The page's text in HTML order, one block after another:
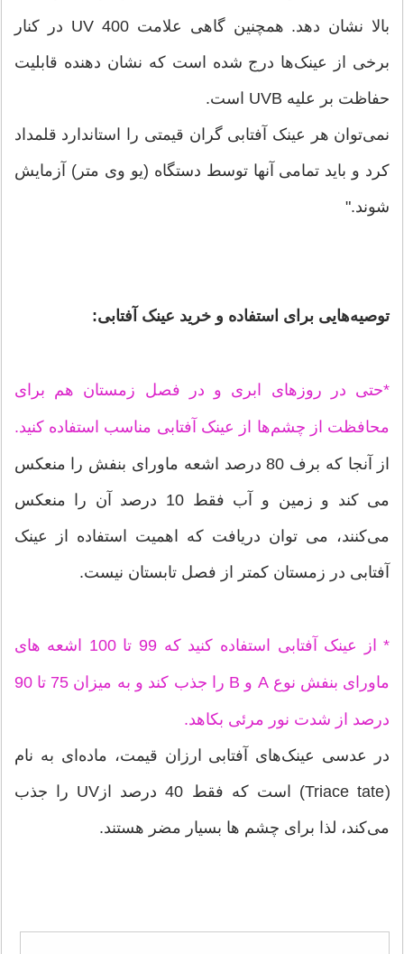
بالا نشان دهد. همچنین گاهی علامت 400 UV در کنار
برخی از عینک‌ها درج شده است که نشان ‌دهنده قابلیت
حفاظت بر علیه UVB است.
نمی‌توان هر عینک آفتابی گران ‌قیمتی را استاندارد قلمداد
کرد و باید تمامی آنها توسط دستگاه (یو وی‌ متر)‌ آزمایش
شوند."
توصیه‌هایی برای استفاده و خرید عینک آفتابی‌:
*حتی در روزهای ابری و در فصل زمستان هم برای
محافظت از چشم‌ها از عینک آفتابی مناسب استفاده کنید.
از آنجا که برف 80 درصد اشعه ماورای بنفش را منعکس
می کند و زمین و آب فقط 10 درصد آن را منعکس
می‌کنند، می توان دریافت که اهمیت استفاده از عینک
آفتابی در زمستان کمتر از فصل تابستان نیست.
* از عینک‌ آفتابی استفاده کنید که 99 تا 100 اشعه های
ماورای بنفش نوع A و B را جذب کند و به میزان 75 تا 90
درصد از شدت نور مرئی بکاهد.
در عدسی عینک‌های آفتابی ارزان قیمت، ماده‌ای به نام
(Triace tate) است که فقط 40 درصد ازUV را جذب
می‌کند، لذا برای چشم ها بسیار مضر هستند.